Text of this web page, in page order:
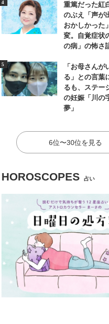
重篤だった紅
のぶえ「声が
おかしかった
変。自覚症状
の病」の怖さ
「お母さんが
る」との言葉
るも、ステー
の妊娠「川の
夢」
6位〜30位を見る
HOROSCOPES 占い